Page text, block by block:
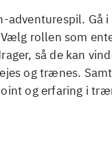
Gå
rollen som
så de kan
og trænes.
og erfaring i